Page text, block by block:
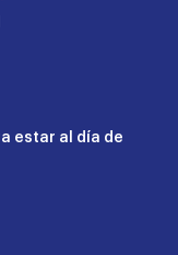
estar al día de